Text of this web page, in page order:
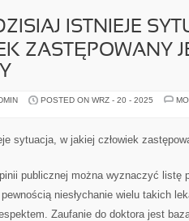
ISTNIEJE
ZASTĘPOWANY
POSTED ON WRZ - 20 - 2025
sytuacja, w jakiej człowiek
publicznej można wyznaczyć listę
niesłychanie wielu takich
Zaufanie do doktora jest